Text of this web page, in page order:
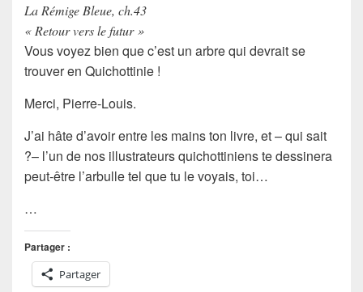
La Rémige Bleue, ch.43
« Retour vers le futur »
Vous voyez bien que c’est un arbre qui devrait se
trouver en Quichottinie !
Merci, Pierre-Louis.
J’ai hâte d’avoir entre les mains ton livre, et – qui sait
?– l’un de nos illustrateurs quichottiniens te dessinera
peut-être l’arbulle tel que tu le voyais, toi…
…
Partager :
Partager